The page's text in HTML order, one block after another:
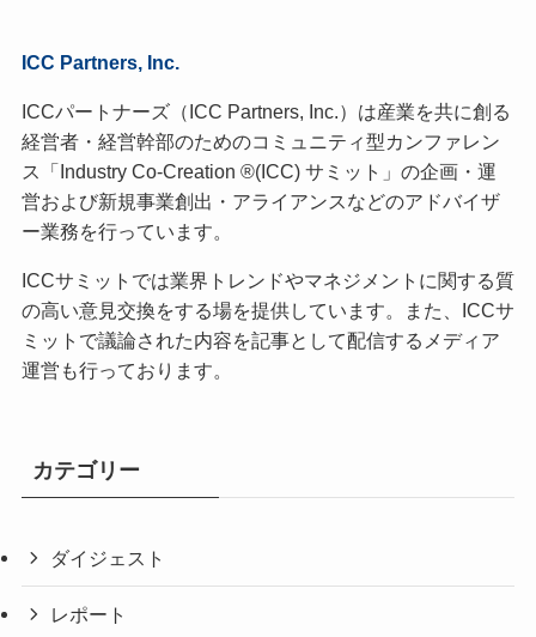
ICC Partners, Inc.
ICCパートナーズ（ICC Partners, Inc.）は産業を共に創る
経営者・経営幹部のためのコミュニティ型カンファレン
ス「Industry Co-Creation ®(ICC) サミット」の企画・運
営および新規事業創出・アライアンスなどのアドバイザ
ー業務を行っています。
ICCサミットでは業界トレンドやマネジメントに関する質
の高い意見交換をする場を提供しています。また、ICCサ
ミットで議論された内容を記事として配信するメディア
運営も行っております。
カテゴリー
ダイジェスト
レポート